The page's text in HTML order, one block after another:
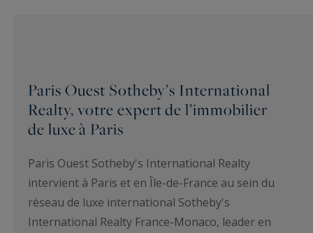
Paris Ouest Sotheby’s International
Realty, votre expert de l’immobilier
de luxe à Paris
Paris Ouest Sotheby's International Realty
intervient à Paris et en Île-de-France au sein du
réseau de luxe international Sotheby's
International Realty France-Monaco, leader en